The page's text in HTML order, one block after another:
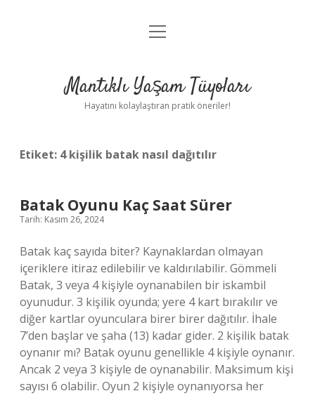
Anasayfa
Yasal Uyarı
menüyü
Mantıklı Yaşam Tüyoları
Hayatını kolaylaştıran pratik öneriler!
Etiket: 4 kişilik batak nasıl dağıtılır
Batak Oyunu Kaç Saat Sürer
Tarih: Kasım 26, 2024
Batak kaç sayıda biter? Kaynaklardan olmayan
içeriklere itiraz edilebilir ve kaldırılabilir. Gömmeli
Batak, 3 veya 4 kişiyle oynanabilen bir iskambil
oyunudur. 3 kişilik oyunda; yere 4 kart bırakılır ve
diğer kartlar oyunculara birer birer dağıtılır. İhale
7’den başlar ve şaha (13) kadar gider. 2 kişilik batak
oynanır mı? Batak oyunu genellikle 4 kişiyle oynanır.
Ancak 2 veya 3 kişiyle de oynanabilir. Maksimum kişi
sayısı 6 olabilir. Oyun 2 kişiyle oynanıyorsa her